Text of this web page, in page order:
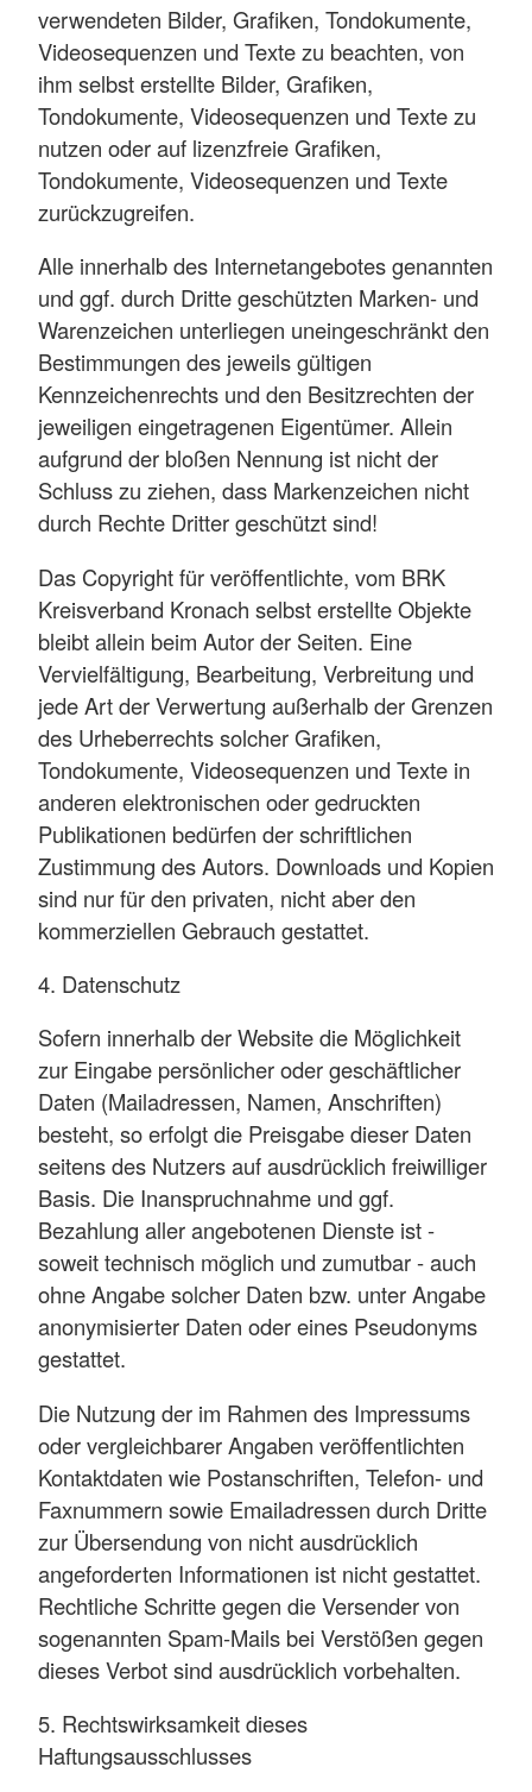
verwendeten Bilder, Grafiken, Tondokumente,
Videosequenzen und Texte zu beachten, von
ihm selbst erstellte Bilder, Grafiken,
Tondokumente, Videosequenzen und Texte zu
nutzen oder auf lizenzfreie Grafiken,
Tondokumente, Videosequenzen und Texte
zurückzugreifen.
Alle innerhalb des Internetangebotes genannten
und ggf. durch Dritte geschützten Marken- und
Warenzeichen unterliegen uneingeschränkt den
Bestimmungen des jeweils gültigen
Kennzeichenrechts und den Besitzrechten der
jeweiligen eingetragenen Eigentümer. Allein
aufgrund der bloßen Nennung ist nicht der
Schluss zu ziehen, dass Markenzeichen nicht
durch Rechte Dritter geschützt sind!
Das Copyright für veröffentlichte, vom BRK
Kreisverband Kronach selbst erstellte Objekte
bleibt allein beim Autor der Seiten. Eine
Vervielfältigung, Bearbeitung, Verbreitung und
jede Art der Verwertung außerhalb der Grenzen
des Urheberrechts solcher Grafiken,
Tondokumente, Videosequenzen und Texte in
anderen elektronischen oder gedruckten
Publikationen bedürfen der schriftlichen
Zustimmung des Autors. Downloads und Kopien
sind nur für den privaten, nicht aber den
kommerziellen Gebrauch gestattet.
4. Datenschutz
Sofern innerhalb der Website die Möglichkeit
zur Eingabe persönlicher oder geschäftlicher
Daten (Mailadressen, Namen, Anschriften)
besteht, so erfolgt die Preisgabe dieser Daten
seitens des Nutzers auf ausdrücklich freiwilliger
Basis. Die Inanspruchnahme und ggf.
Bezahlung aller angebotenen Dienste ist -
soweit technisch möglich und zumutbar - auch
ohne Angabe solcher Daten bzw. unter Angabe
anonymisierter Daten oder eines Pseudonyms
gestattet.
Die Nutzung der im Rahmen des Impressums
oder vergleichbarer Angaben veröffentlichten
Kontaktdaten wie Postanschriften, Telefon- und
Faxnummern sowie Emailadressen durch Dritte
zur Übersendung von nicht ausdrücklich
angeforderten Informationen ist nicht gestattet.
Rechtliche Schritte gegen die Versender von
sogenannten Spam-Mails bei Verstößen gegen
dieses Verbot sind ausdrücklich vorbehalten.
5. Rechtswirksamkeit dieses
Haftungsausschlusses